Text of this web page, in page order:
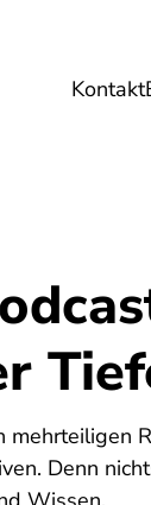
Kontakt
Reise
mehrteiligen
Denn